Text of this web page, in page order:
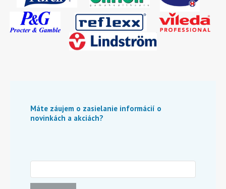
Máte záujem o zasielanie informácií o
novinkách a akciách?